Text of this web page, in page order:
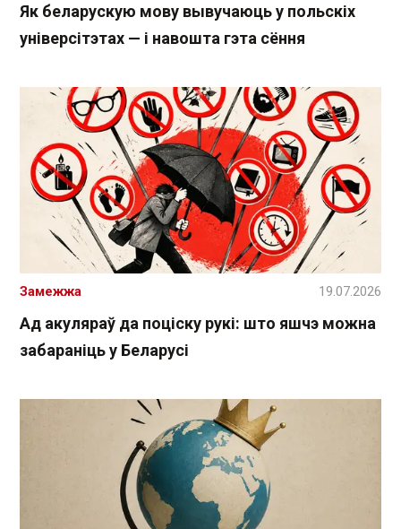
Як беларускую мову вывучаюць у польскіх
універсітэтах — і навошта гэта сёння
Ад акуляраў да поціску рукі: што яшчэ можна
забараніць у Беларусі
Замежжа 19.07.2026